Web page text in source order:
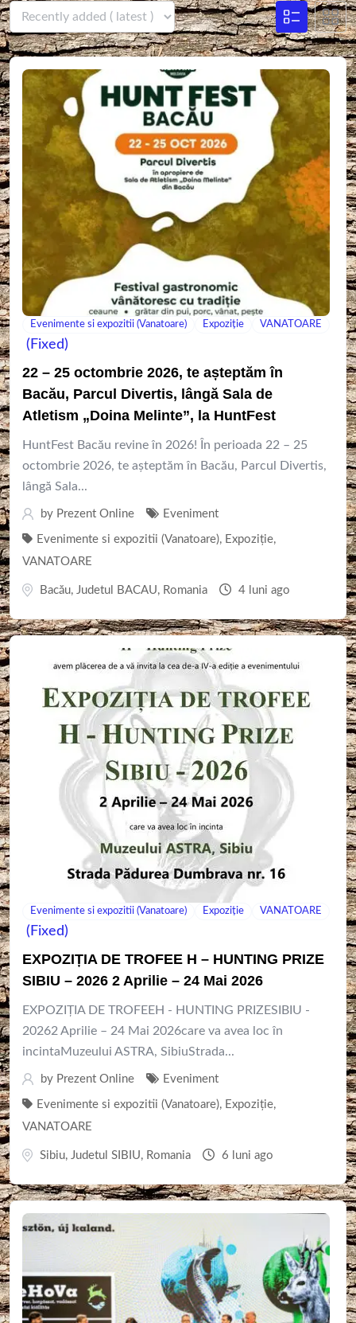
Evenimente si expozitii (Vanatoare) Expoziție VANATOARE
(Fixed)
22 – 25 octombrie 2026, te așteptăm în
Bacău, Parcul Divertis, lângă Sala de
Atletism „Doina Melinte”, la HuntFest
HuntFest Bacău revine în 2026! În perioada 22 – 25
octombrie 2026, te așteptăm în Bacău, Parcul Divertis,
lângă Sala...
by Prezent Online Eveniment
Evenimente si expozitii (Vanatoare), Expoziție,
VANATOARE
Bacău, Judetul BACAU, Romania 4 luni ago
Evenimente si expozitii (Vanatoare) Expoziție VANATOARE
(Fixed)
EXPOZIȚIA DE TROFEE H – HUNTING PRIZE
SIBIU – 2026 2 Aprilie – 24 Mai 2026
EXPOZIȚIA DE TROFEEH - HUNTING PRIZESIBIU -
20262 Aprilie – 24 Mai 2026care va avea loc în
incintaMuzeului ASTRA, SibiuStrada...
by Prezent Online Eveniment
Evenimente si expozitii (Vanatoare), Expoziție,
VANATOARE
Sibiu, Judetul SIBIU, Romania 6 luni ago